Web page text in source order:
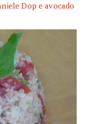
Dop e avocado